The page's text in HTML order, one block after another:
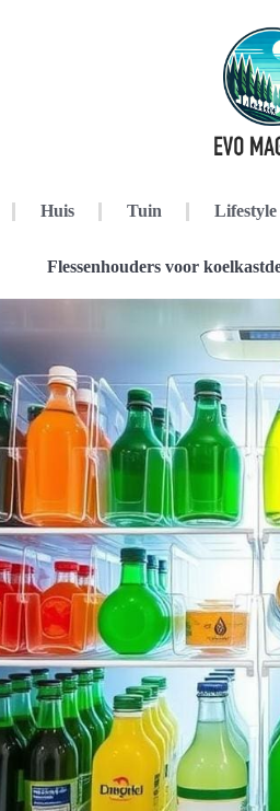
Huis Tuin Lifestyle
Flessenhouders voor